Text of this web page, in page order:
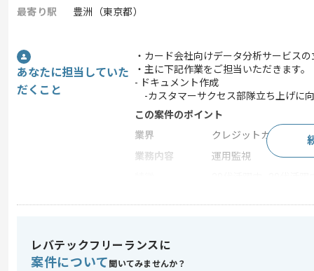
最寄り駅
豊洲（東京都）
あなたに担当していた
だくこと
・カード会社向けデータ分析サービス
・主に下記作業をご担当いただきます。
- ドキュメント作成
-カスタマーサクセス部隊立ち上げに
この案件のポイント
業界
クレジットカード・信
業務内容
運用監視
スキル
・デジタルマーケティングの経験
・ドキュメンテーション作成経験
レバテックフリーランスに
案件について 聞いてみませんか？